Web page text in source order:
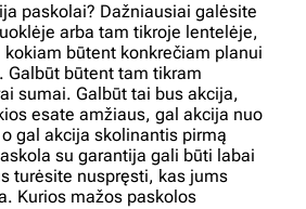
paskolai? Dažniausiai galėsite
arba tam tikroje lentelėje,
kokiam būtent konkrečiam planui
Galbūt būtent tam tikram
sumai. Galbūt tai bus akcija,
esate amžiaus, gal akcija nuo
gal akcija skolinantis pirmą
su garantija gali būti labai
turėsite nuspręsti, kas jums
Kurios mažos paskolos